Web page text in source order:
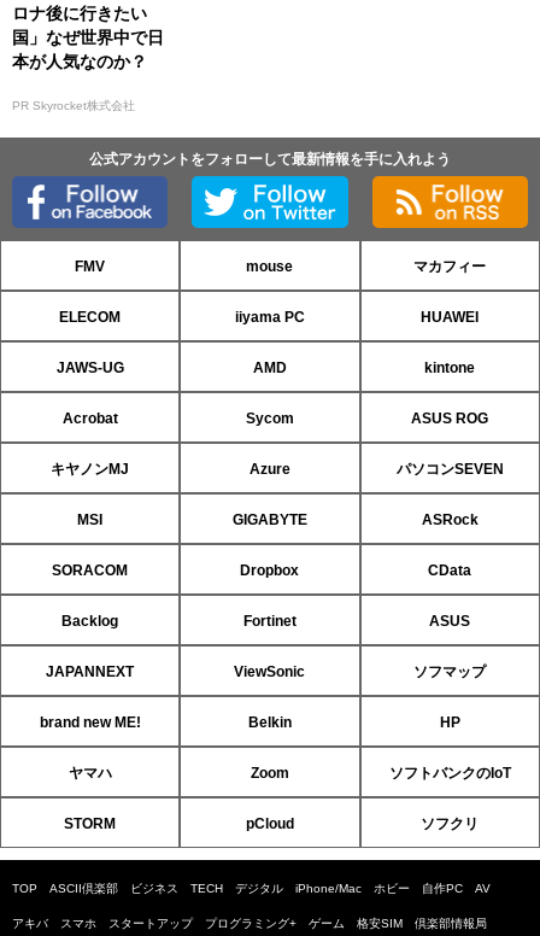
ロナ後に行きたい
国」なぜ世界中で日
本が人気なのか？
PR Skyrocket株式会社
公式アカウントをフォローして最新情報を手に入れよう
FMV mouse マカフィー
ELECOM iiyama PC HUAWEI
JAWS-UG AMD kintone
Acrobat Sycom ASUS ROG
キヤノンMJ Azure パソコンSEVEN
MSI GIGABYTE ASRock
SORACOM Dropbox CData
Backlog Fortinet ASUS
JAPANNEXT ViewSonic ソフマップ
brand new ME! Belkin HP
ヤマハ Zoom ソフトバンクのIoT
STORM pCloud ソフクリ
TOP ASCII倶楽部 ビジネス TECH デジタル iPhone/Mac ホビー 自作PC AV
アキバ スマホ スタートアップ プログラミング+ ゲーム 格安SIM 倶楽部情報局